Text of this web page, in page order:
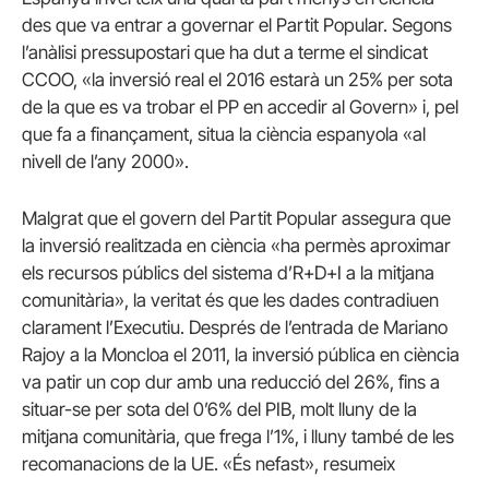
des que va entrar a governar el Partit Popular. Segons
l’anàlisi pressupostari que ha dut a terme el sindicat
CCOO, «la inversió real el 2016 estarà un 25% per sota
de la que es va trobar el PP en accedir al Govern» i, pel
que fa a finançament, situa la ciència espanyola «al
nivell de l’any 2000».
Malgrat que el govern del Partit Popular assegura que
la inversió realitzada en ciència «ha permès aproximar
els recursos públics del sistema d’R+D+I a la mitjana
comunitària», la veritat és que les dades contradiuen
clarament l’Executiu. Després de l’entrada de Mariano
Rajoy a la Moncloa el 2011, la inversió pública en ciència
va patir un cop dur amb una reducció del 26%, fins a
situar-se per sota del 0’6% del PIB, molt lluny de la
mitjana comunitària, que frega l’1%, i lluny també de les
recomanacions de la UE. «És nefast», resumeix